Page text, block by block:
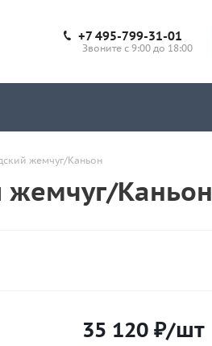
+7 495-799-31-01
Звоните с 9:00 до 18:00
жемчуг/Каньон
жемчуг/Каньон
35 120 ₽/шт